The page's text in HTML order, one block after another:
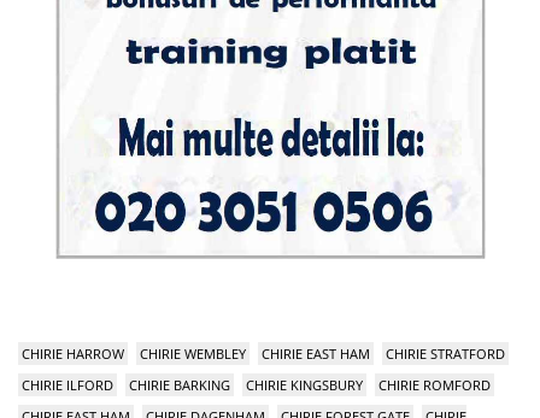
CHIRIE HARROW CHIRIE WEMBLEY CHIRIE EAST HAM
CHIRIE STRATFORD
CHIRIE ILFORD
CHIRIE BARKING CHIRIE KINGSBURY
CHIRIE ROMFORD